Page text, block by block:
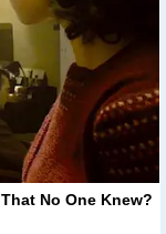
No One Knew?